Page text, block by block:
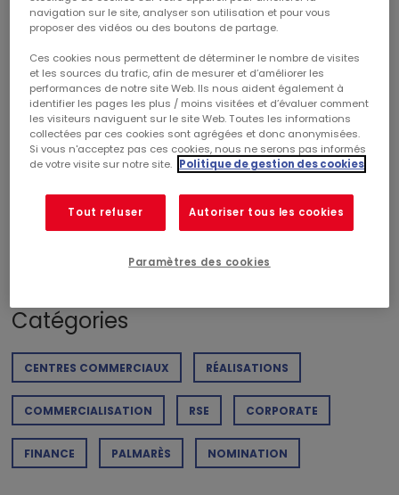
Nette progression des résultats 2016
TÉLÉCHARGER LE PDF
Catégories
CENTRES COMMERCIAUX RÉALISATIONS
COMMERCIALISATION RSE CORPORATE
FINANCE PALMARÈS NOMINATION
navigation sur le site, analyser son utilisation et pour vous
proposer des vidéos ou des boutons de partage.
Ces cookies nous permettent de déterminer le nombre de visites
et les sources du trafic, afin de mesurer et d’améliorer les
performances de notre site Web. Ils nous aident également à
identifier les pages les plus / moins visitées et d’évaluer comment
les visiteurs naviguent sur le site Web. Toutes les informations
collectées par ces cookies sont agrégées et donc anonymisées.
Si vous n'acceptez pas ces cookies, nous ne serons pas informés
de votre visite sur notre site. Politique de gestion des cookies
Tout refuser Autoriser tous les cookies
Paramètres des cookies